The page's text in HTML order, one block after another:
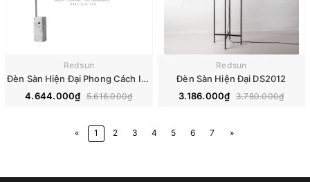
Redsun
Đèn Sàn Hiện Đại Phong Cách Italia DS2043
4.644.000₫ 5.616.000₫
Redsun
Đèn Sàn Hiện Đại DS2012
3.186.000₫ 3.780.000₫
« 1 2 3 4 5 6 7 »